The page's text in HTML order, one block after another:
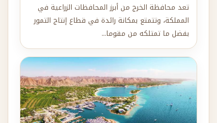
تعد محافظة الخرج من أبرز المحافظات الزراعية في
المملكة، وتتمتع بمكانة رائدة في قطاع إنتاج التمور
بفضل ما تمتلكه من مقوما...